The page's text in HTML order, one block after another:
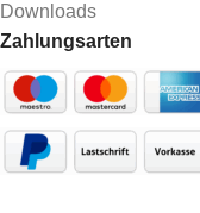
Downloads
Zahlungsarten